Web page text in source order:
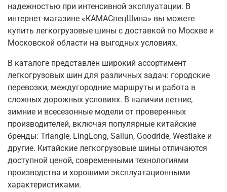
надежностью при интенсивной эксплуатации. В
интернет-магазине «КАМАСпецШина» вы можете
купить легкогрузовые шины с доставкой по Москве и
Московской области на выгодных условиях.
В каталоге представлен широкий ассортимент
легкогрузовых шин для различных задач: городские
перевозки, междугородние маршруты и работа в
сложных дорожных условиях. В наличии летние,
зимние и всесезонные модели от проверенных
производителей, включая популярные китайские
бренды: Triangle, LingLong, Sailun, Goodride, Westlake и
другие. Китайские легкогрузовые шины отличаются
доступной ценой, современными технологиями
производства и хорошими эксплуатационными
характеристиками.